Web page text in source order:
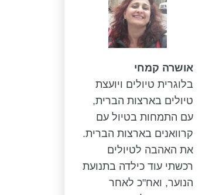
אושרה קמחי
בלוגרית טיולים ויועצת
טיולים בארצות הברית,
עם התמחות בטיול עם
קרוואנים בארצות הברית.
את האהבה לטיולים
רכשתי עוד כילדה בתנועת
הנוער, ואח"כ לאחר